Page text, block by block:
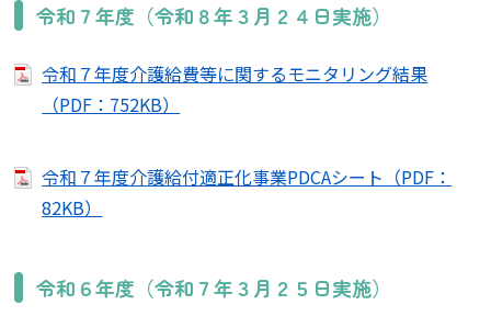
令和７年度（令和８年３月２４日実施）
令和７年度介護給費等に関するモニタリング結果
（PDF：752KB）
令和７年度介護給付適正化事業PDCAシート（PDF：
82KB）
令和６年度（令和７年３月２５日実施）